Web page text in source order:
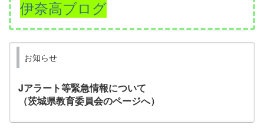
伊奈高ブログ
お知らせ
Jアラート等緊急情報について
（茨城県教育委員会のページへ）